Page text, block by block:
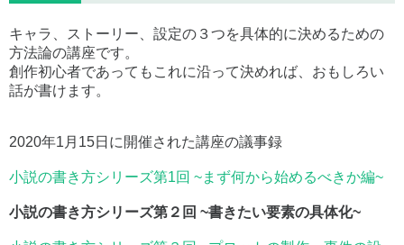
キャラ、ストーリー、設定の３つを具体的に決めるための
方法論の講座です。
創作初心者であってもこれに沿って決めれば、おもしろい
話が書けます。
2020年1月15日に開催された講座の議事録
小説の書き方シリーズ第1回 ~まず何から始めるべきか編~
小説の書き方シリーズ第２回 ~書きたい要素の具体化~